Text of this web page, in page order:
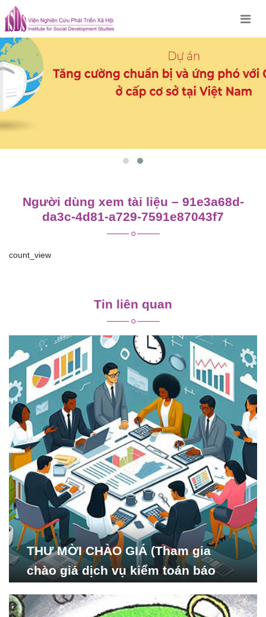
Skip
to
content
Người dùng xem tài liệu – 91e3a68d-
da3c-4d81-a729-7591e87043f7
count_view
viết
Tin liên quan
THƯ MỜI CHÀO GIÁ (Tham gia
chào giá dịch vụ kiểm toán báo
Nghiên cứu Phát triển Xã